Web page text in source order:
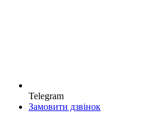
Telegram
Замовити дзвінок